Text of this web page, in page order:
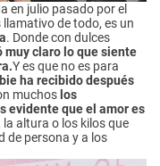
en julio pasado por el
de todo, es un
. Donde con dulces
muy claro lo que siente
Y es que no es para
ha recibido después
muchos los
evidente que el amor es
la altura o los kilos que
de persona y a los